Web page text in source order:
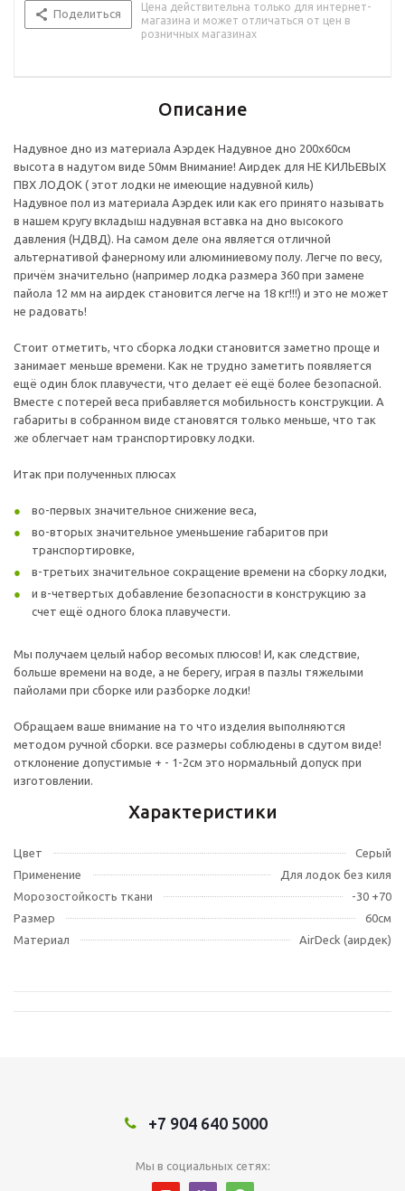
Поделиться
Цена действительна только для интернет-
магазина и может отличаться от цен в
розничных магазинах
Описание
Надувное дно из материала Аэрдек Надувное дно 200х60см
высота в надутом виде 50мм Внимание! Аирдек для НЕ КИЛЬЕВЫХ
ПВХ ЛОДОК ( этот лодки не имеющие надувной киль)
Надувное пол из материала Аэрдек или как его принято называть
в нашем кругу вкладыш надувная вставка на дно высокого
давления (НДВД). На самом деле она является отличной
альтернативой фанерному или алюминиевому полу. Легче по весу,
причём значительно (например лодка размера 360 при замене
пайола 12 мм на аирдек становится легче на 18 кг!!!) и это не может
не радовать!
Стоит отметить, что сборка лодки становится заметно проще и
занимает меньше времени. Как не трудно заметить появляется
ещё один блок плавучести, что делает её ещё более безопасной.
Вместе с потерей веса прибавляется мобильность конструкции. А
габариты в собранном виде становятся только меньше, что так
же облегчает нам транспортировку лодки.
Итак при полученных плюсах
во-первых значительное снижение веса,
во-вторых значительное уменьшение габаритов при
транспортировке,
в-третьих значительное сокращение времени на сборку лодки,
и в-четвертых добавление безопасности в конструкцию за
счет ещё одного блока плавучести.
Мы получаем целый набор весомых плюсов! И, как следствие,
больше времени на воде, а не берегу, играя в пазлы тяжелыми
пайолами при сборке или разборке лодки!
Обращаем ваше внимание на то что изделия выполняются
методом ручной сборки. все размеры соблюдены в сдутом виде!
отклонение допустимые + - 1-2см это нормальный допуск при
изготовлении.
Характеристики
Цвет
Серый
Применение
Для лодок без киля
Морозостойкость ткани
-30 +70
Размер
60см
Материал
AirDeck (аирдек)
+7 904 640 5000
Мы в социальных сетях: